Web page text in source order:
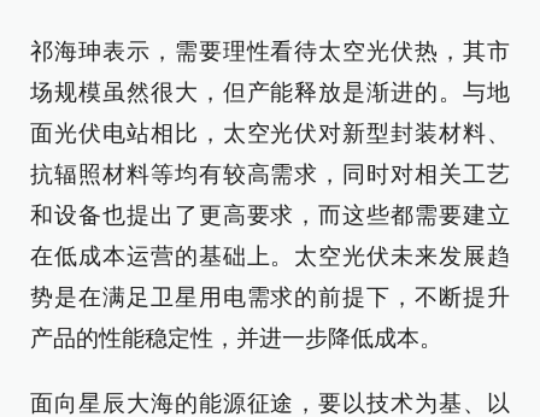
祁海珅表示，需要理性看待太空光伏热，其市
场规模虽然很大，但产能释放是渐进的。与地
面光伏电站相比，太空光伏对新型封装材料、
抗辐照材料等均有较高需求，同时对相关工艺
和设备也提出了更高要求，而这些都需要建立
在低成本运营的基础上。太空光伏未来发展趋
势是在满足卫星用电需求的前提下，不断提升
产品的性能稳定性，并进一步降低成本。
面向星辰大海的能源征途，要以技术为基、以